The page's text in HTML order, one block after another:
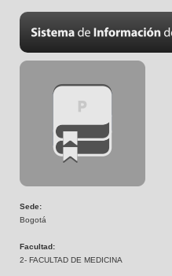
Sede:
Bogotá
Facultad:
2- FACULTAD DE MEDICINA